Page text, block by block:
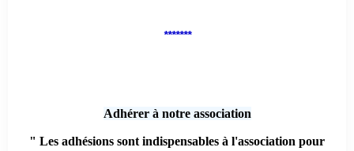
*******
Adhérer à notre association
" Les adhésions sont indispensables à l'association pour